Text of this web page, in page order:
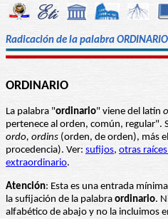
Radicación de la palabra ORDINARIO
ORDINARIO
La palabra "ordinario" viene del latín
pertenece al orden, común, regular".
ordo, ordins (orden, de orden), más
procedencia). Ver: sufijos, otras
extraordinario.
Atención: Esta es una entrada
la sufijación de la palabra ordinario.
alfabético de abajo y no la incluimos